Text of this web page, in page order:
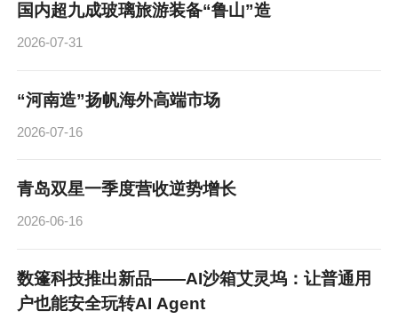
国内超九成玻璃旅游装备“鲁山”造
2026-07-31
“河南造”扬帆海外高端市场
2026-07-16
青岛双星一季度营收逆势增长
2026-06-16
数篷科技推出新品——AI沙箱艾灵坞：让普通用
户也能安全玩转AI Agent